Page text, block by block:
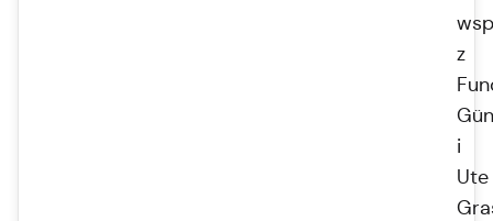
z
i
Ute